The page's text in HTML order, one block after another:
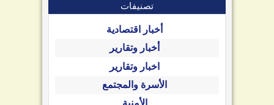
تصنيفات
أخبار اقتصادية
أخبار وتقارير
اخبار وتقارير
الأسرة والمجتمع